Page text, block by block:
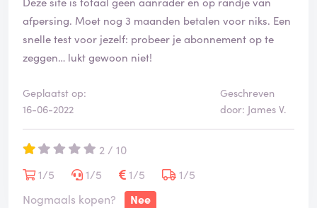
afpersing. Moet nog 3 maanden betalen voor niks. Een
snelle test voor jezelf: probeer je abonnement op te
zeggen… lukt gewoon niet!
Geplaatst op:
16-06-2022
Geschreven
door: James V.
2 / 10
1/5
1/5 1/5
1/5
Nogmaals kopen?
Nee